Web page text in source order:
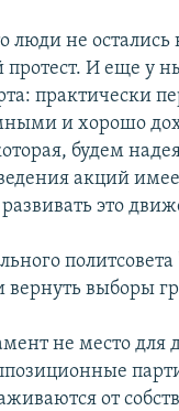
люди не
протест. И еще у
практически
и хорошо
будем
акций
это
вернуть выборы
не место
от